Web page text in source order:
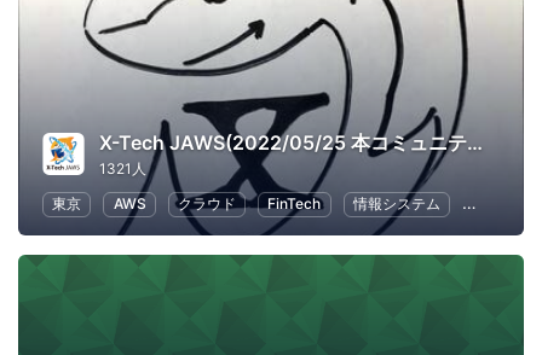
X-Tech JAWS(2022/05/25 本コミュニティはクローズしました。いままでご参加ありがとうございました。)
1321人
東京
AWS クラウド FinTech 情報システム ビジネス